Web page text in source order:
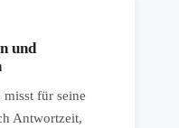
und
für seine
Antwortzeit,